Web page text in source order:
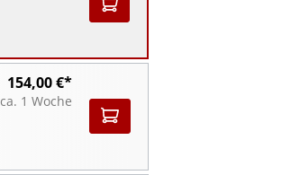
154,00 €*
ca. 1 Woche